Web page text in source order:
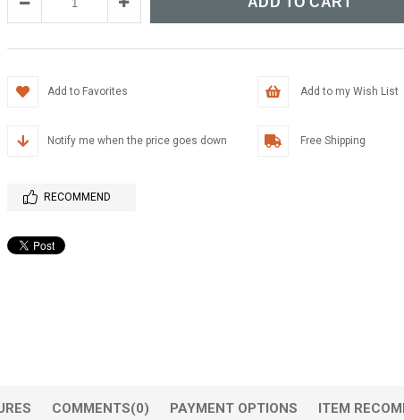
Add to Favorites Add to my Wish List
Notify me when the price goes down Free Shipping
RECOMMEND
COMMENTS(0) PAYMENT OPTIONS ITEM